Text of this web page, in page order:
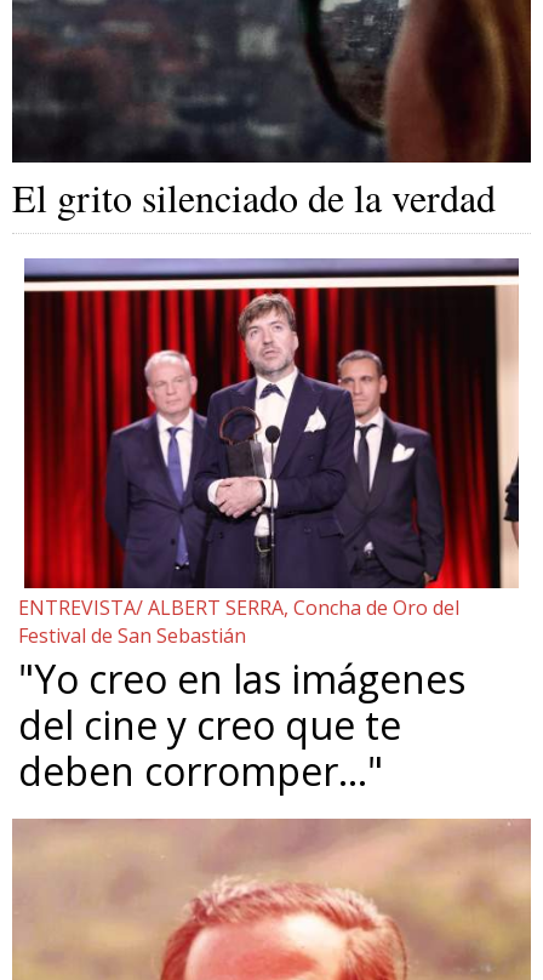
El grito silenciado de la verdad
ENTREVISTA/ ALBERT SERRA, Concha de Oro del
Festival de San Sebastián
"Yo creo en las imágenes
del cine y creo que te
deben corromper…"